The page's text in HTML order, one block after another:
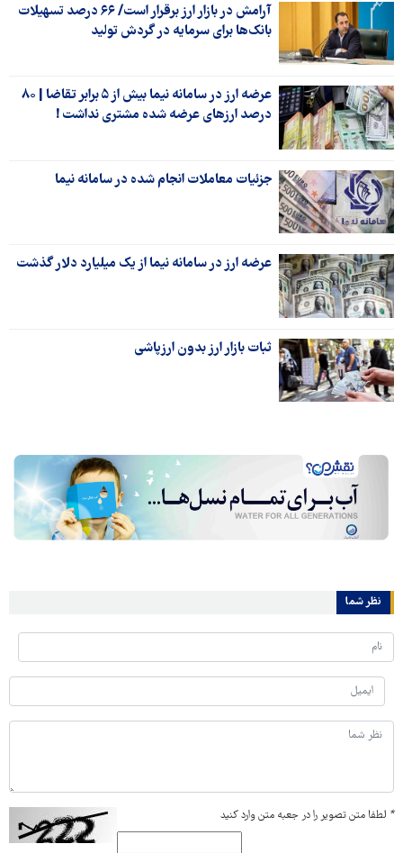
آرامش در بازار ارز برقرار است/ ۶۶ درصد تسهیلات
بانک‌ها برای سرمایه در گردش تولید
عرضه ارز در سامانه نیما بیش از ۵ برابر تقاضا | ۸۰
درصد ارزهای عرضه شده مشتری نداشت !
جزئیات معاملات انجام شده در سامانه نیما
عرضه ارز در سامانه نیما از یک میلیارد دلار گذشت
ثبات بازار ارز بدون ارزپاشی
نظر شما
* لطفا متن تصویر را در جعبه متن وارد کنید